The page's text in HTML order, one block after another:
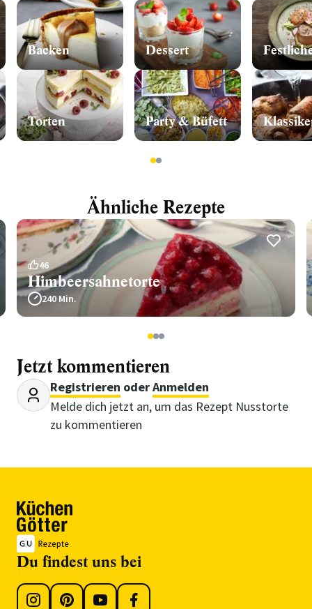
Backen
Torten
Dessert
Party & Büfett
12
Ähnliche Rezepte
46
Himbeersahnetorte
240 Min.
123
Jetzt kommentieren
Registrieren oderAnmelden
Melde dich jetzt an, um das Rezept Nusstorte
zu kommentieren
Du findest uns bei